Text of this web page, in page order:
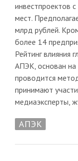
инвестпроектов
мест.
млрд рублей.
более 14
Рейтинг влияния
АПЭК, основан на
проводится
принимают
медиаэксперты,
АПЭК